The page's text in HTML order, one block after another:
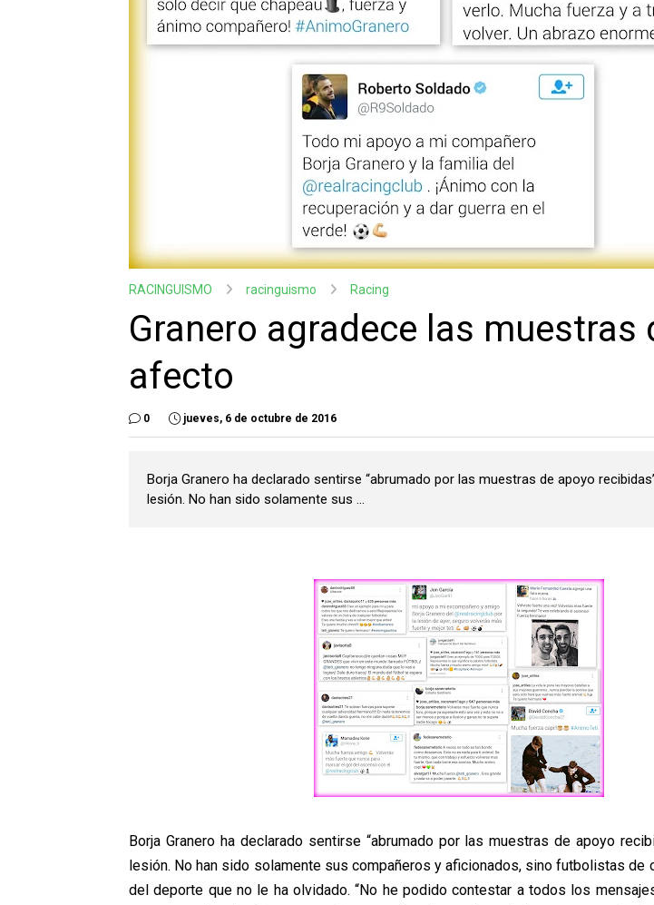
RACINGUISMO racinguismo Racing
Granero agradece las muestras
afecto
0 jueves, 6 de octubre de 2016
Borja Granero ha declarado sentirse “abrumado por las muestras de apoyo
lesión. No han sido solamente sus ...
Borja Granero ha declarado sentirse “abrumado por las muestras de apoyo
lesión. No han sido solamente sus compañeros y aficionados, sino futbolistas de
del deporte que no le ha olvidado. “No he podido contestar a todos los